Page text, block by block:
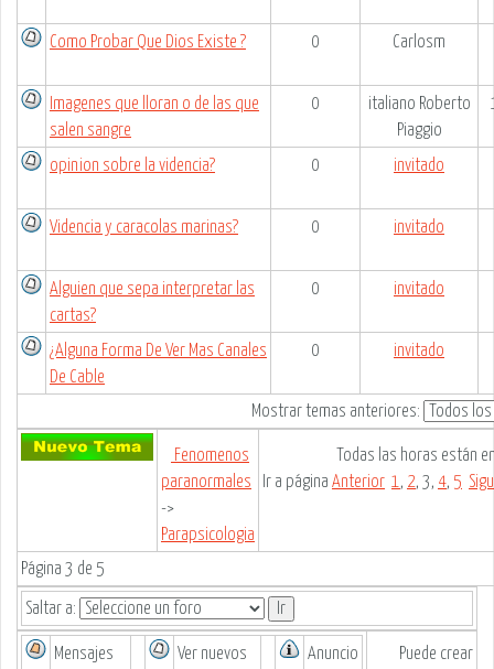
Como Probar Que Dios Existe ? 0 Carlosm
Imagenes que lloran o de las que
salen sangre
0
italiano Roberto
Piaggio
opinion sobre la videncia? 0 invitado
Videncia y caracolas marinas? 0 invitado
Alguien que sepa interpretar las
cartas?
0 invitado
¿Alguna Forma De Ver Mas Canales
De Cable
0 invitado
Mostrar temas anteriores:
Fenomenos
paranormales
->
Parapsicologia
Todas las horas están
Ir a página Anterior 1 , 2, 3, 4, 5
Página 3 de 5
Saltar a:
Mensajes Ver nuevos Anuncio Puede crear